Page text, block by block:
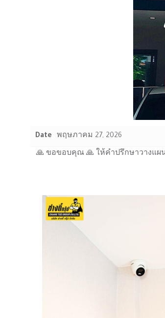
Date พฤษภาคม 27, 2026
🙏 ขอขอบคุณ 🙏 ให้คำปรึกษาวางแผ